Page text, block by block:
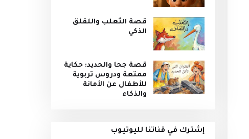
قصة الثعلب واللقلق
الذكي
قصة جحا والحديد: حكاية
ممتعة ودروس تربوية
للأطفال عن الأمانة
والذكاء
إشترك في قناتنا لليوتيوب